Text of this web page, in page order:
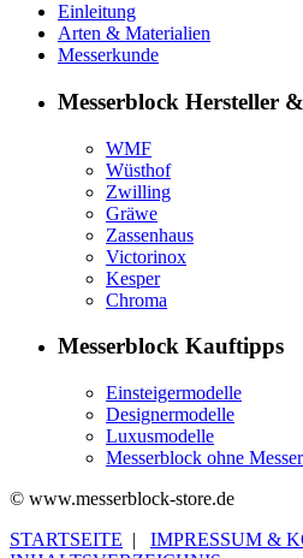
Einleitung
Arten & Materialien
Messerkunde
Messerblock Hersteller
WMF
Wüsthof
Zwilling
Gräwe
Zassenhaus
Victorinox
Kesper
Chroma
Messerblock Kauftipps
Einsteigermodelle
Designermodelle
Luxusmodelle
Messerblock ohne Messer
© www.messerblock-store.de
STARTSEITE | IMPRESSUM &